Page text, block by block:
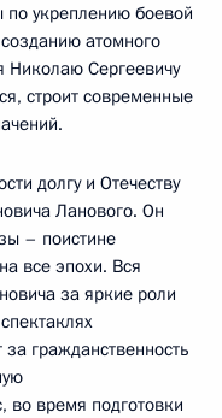
по укреплению боевой
атомного
Николаю Сергеевичу
строит современные
долгу и Отечеству
Ланового. Он
– поистине
все эпохи. Вся
за яркие роли
гражданственность
во время подготовки